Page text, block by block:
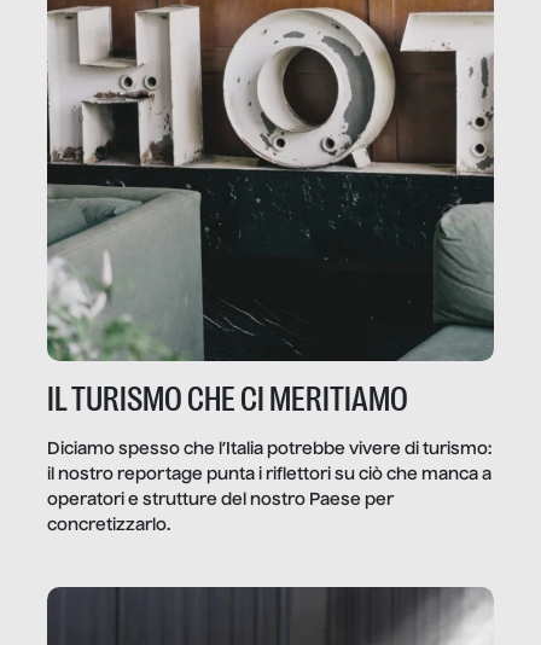
IL TURISMO CHE CI MERITIAMO
Diciamo spesso che l’Italia potrebbe vivere di turismo:
il nostro reportage punta i riflettori su ciò che manca a
operatori e strutture del nostro Paese per
concretizzarlo.